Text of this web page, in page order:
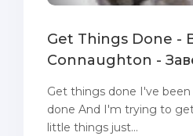
Get Things Done -
Connaughton -
Get things done I've
done And I'm trying to
little things just...